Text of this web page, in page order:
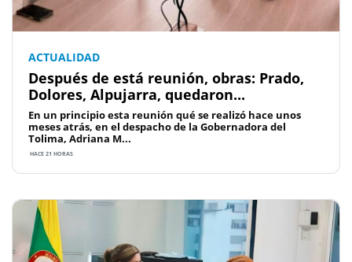
ACTUALIDAD
Después de está reunión, obras: Prado,
Dolores, Alpujarra, quedaron...
En un principio esta reunión qué se realizó hace unos
meses atrás, en el despacho de la Gobernadora del
Tolima, Adriana M...
HACE 21 HORAS